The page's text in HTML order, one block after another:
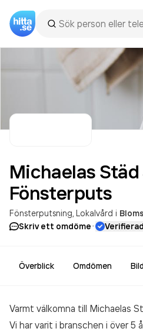
Michaelas Städ
Fönsterputs
Fönsterputsning Lokalvård i
Skriv ett omdöme· Verifierad
Överblick Omdömen
Varmt välkomna till Michaelas
Vi har varit i branschen i över 5